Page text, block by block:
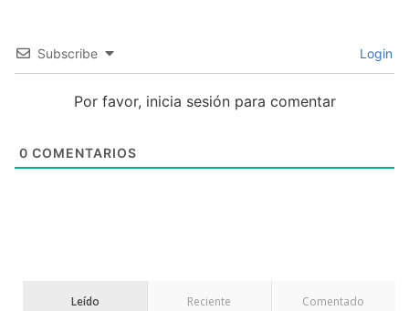
Subscribe Login
Por favor, inicia sesión para comentar
0 COMENTARIOS
Leído Reciente Comentado